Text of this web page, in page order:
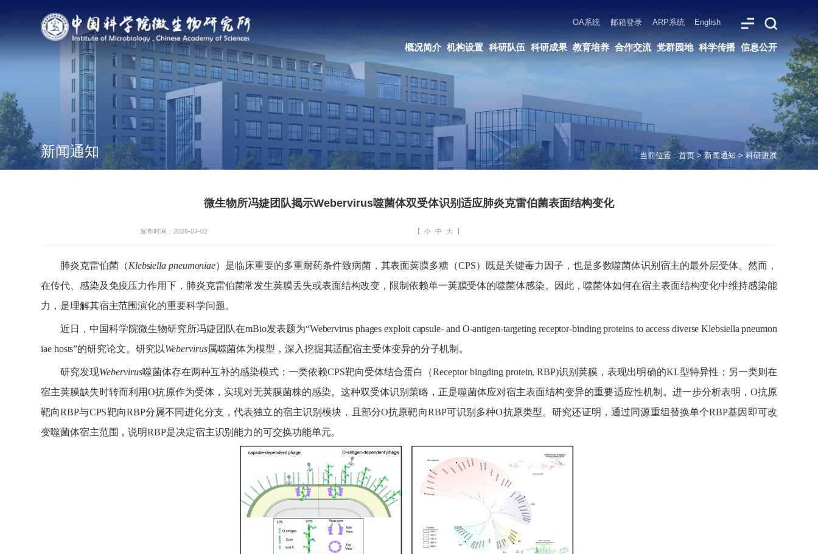
English
新闻通知 当前位置 :首页>新闻通知> 科研进展
微生物所冯婕团队揭示Webervirus噬菌体双受体识别适应肺炎克雷伯菌表面结构变化
发布时间：2026-07-02 【 小 中 大 】
肺炎克雷伯菌（Klebsiella pneumoniae）是临床重要的多重耐药条件致病菌，其表面荚膜多糖（CPS）既是关键毒力因子，也是多数噬菌体识别宿主的最外层受体。然而，
在传代、感染及免疫压力作用下，肺炎克雷伯菌常发生荚膜丢失或表面结构改变，限制依赖单一荚膜受体的噬菌体感染。因此，噬菌体如何在宿主表面结构变化中维持感染能
力，是理解其宿主范围演化的重要科学问题。
近日，中国科学院微生物研究所冯婕团队在mBio发表题为“Webervirus phages exploit capsule- and O-antigen-targeting receptor-binding proteins to access diverse Klebsiella pneumon
iae hosts”的研究论文。研究以Webervirus属噬菌体为模型，深入挖掘其适配宿主受体变异的分子机制。
研究发现Webervirus噬菌体存在两种互补的感染模式：一类依赖CPS靶向受体结合蛋白（Receptor bingding protein, RBP)识别荚膜，表现出明确的KL型特异性；另一类则在
宿主荚膜缺失时转而利用O抗原作为受体，实现对无荚膜菌株的感染。这种双受体识别策略，正是噬菌体应对宿主表面结构变异的重要适应性机制。进一步分析表明， O抗原
靶向RBP与CPS靶向RBP分属不同进化分支，代表独立的宿主识别模块，且部分O抗原靶向RBP可识别多种O抗原类型。研究还证明，通过同源重组替换单个RBP基因即可改
变噬菌体宿主范围，说明RBP是决定宿主识别能力的可交换功能单元。